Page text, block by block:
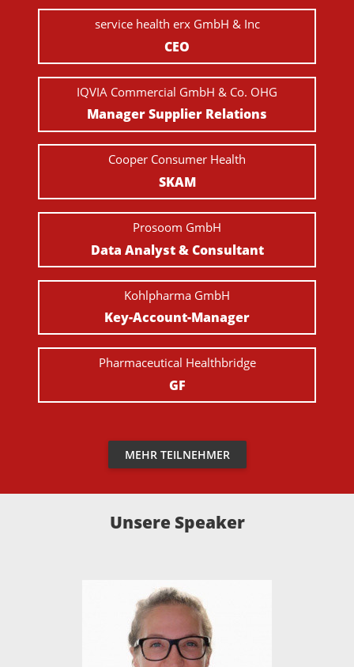
service health erx GmbH & Inc
CEO
IQVIA Commercial GmbH & Co. OHG
Manager Supplier Relations
Cooper Consumer Health
SKAM
Prosoom GmbH
Data Analyst & Consultant
Kohlpharma GmbH
Key-Account-Manager
Pharmaceutical Healthbridge
GF
MEHR TEILNEHMER
Unsere Speaker